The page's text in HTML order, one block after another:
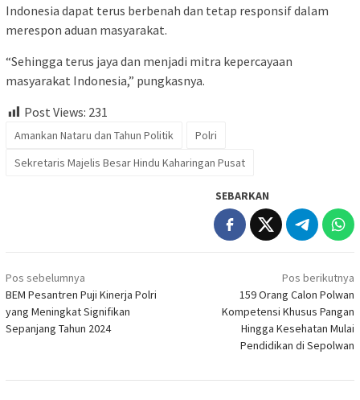
Indonesia dapat terus berbenah dan tetap responsif dalam
merespon aduan masyarakat.
“Sehingga terus jaya dan menjadi mitra kepercayaan
masyarakat Indonesia,” pungkasnya.
Post Views: 231
Amankan Nataru dan Tahun Politik
Polri
Sekretaris Majelis Besar Hindu Kaharingan Pusat
SEBARKAN
Navigasi
pos
Pos sebelumnya
BEM Pesantren Puji Kinerja Polri
yang Meningkat Signifikan
Sepanjang Tahun 2024
Pos berikutnya
159 Orang Calon Polwan
Kompetensi Khusus Pangan
Hingga Kesehatan Mulai
Pendidikan di Sepolwan